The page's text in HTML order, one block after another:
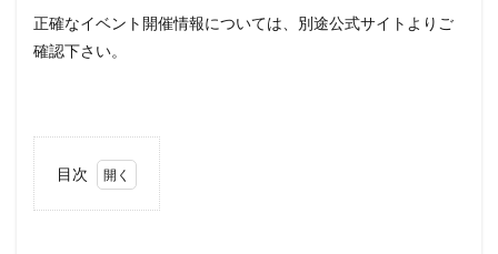
正確なイベント開催情報については、別途公式サイトよりご
確認下さい。
目次